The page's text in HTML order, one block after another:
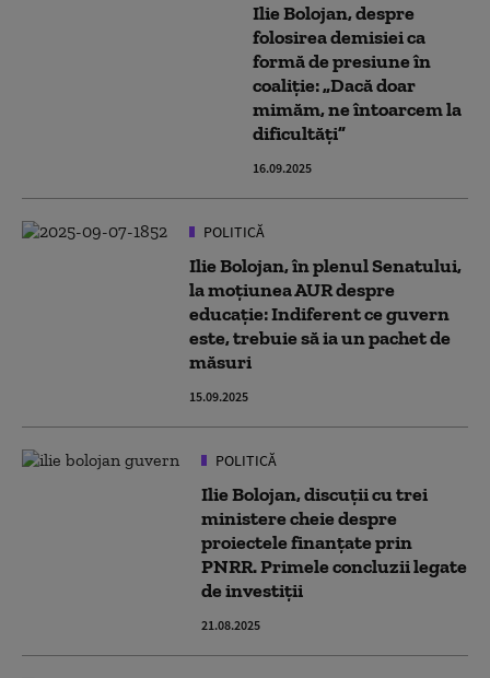
Ilie Bolojan, despre
folosirea demisiei ca
formă de presiune în
coaliție: „Dacă doar
mimăm, ne întoarcem la
dificultăţi”
16.09.2025
POLITICĂ
Ilie Bolojan, în plenul Senatului,
la moțiunea AUR despre
educație: Indiferent ce guvern
este, trebuie să ia un pachet de
măsuri
15.09.2025
POLITICĂ
Ilie Bolojan, discuții cu trei
ministere cheie despre
proiectele finanțate prin
PNRR. Primele concluzii legate
de investiții
21.08.2025